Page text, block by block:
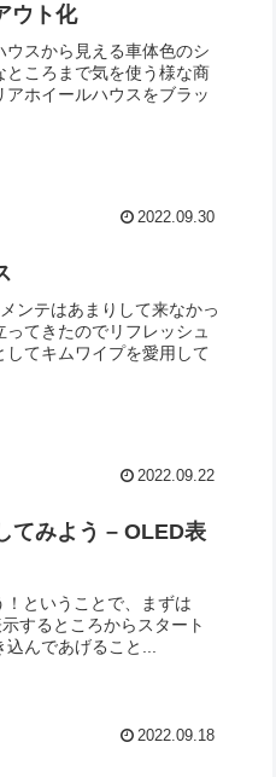
ウト化
スから見える車体色のシ
ところまで気を使う様な商
ホイールハウスをブラッ
2022.09.30
ンテはあまりして来なかっ
てきたのでリフレッシュ
してキムワイプを愛用して
2022.09.22
てみよう – OLED表
ということで、まずは
するところからスタート
んであげること...
2022.09.18